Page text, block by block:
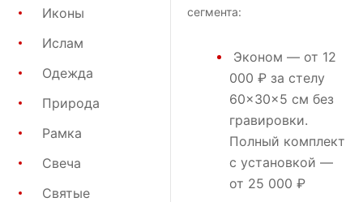
Иконы
Ислам
Одежда
Природа
Рамка
Свеча
Святые
сегмента:
Эконом — от 12
000 ₽ за стелу
60×30×5 см без
гравировки.
Полный комплект
с установкой —
от 25 000 ₽